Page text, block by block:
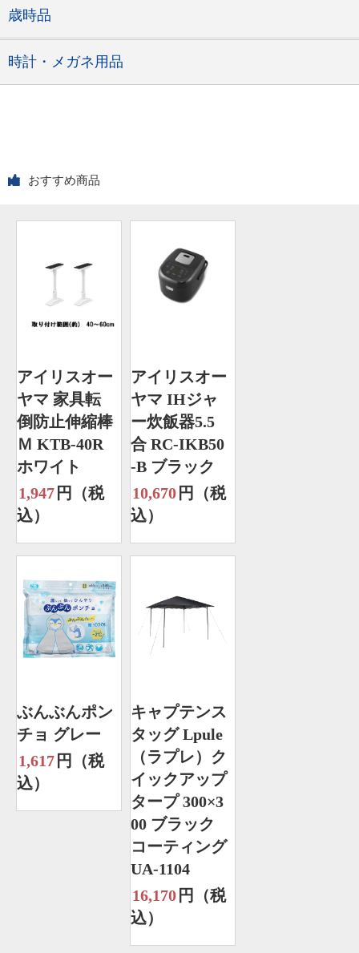
歳時品
時計・メガネ用品
おすすめ商品
アイリスオー
ヤマ 家具転
倒防止伸縮棒
Ｍ KTB-40R
ホワイト
1,947 円（税
込）
アイリスオー
ヤマ IHジャ
ー炊飯器5.5
合 RC-IKB50
-B ブラック
10,670 円（税
込）
ぶんぶんポン
チョ グレー
1,617 円（税
込）
キャプテンス
タッグ Lpule
（ラプレ）ク
イックアップ
タープ 300×3
00 ブラック
コーティング
UA-1104
16,170 円（税
込）